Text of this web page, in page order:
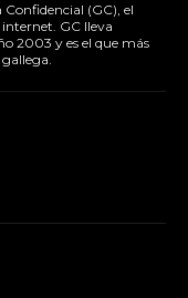
Confidencial (GC), el
GC lleva
2003 y es el que más